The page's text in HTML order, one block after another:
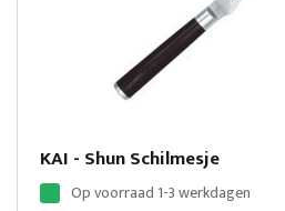
KAI - Shun Schilmesje
Op voorraad 1-3 werkdagen